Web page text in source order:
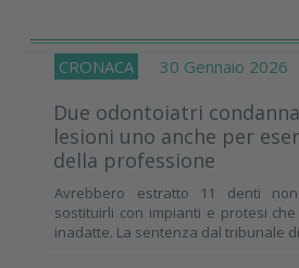
CRONACA 30 Gennaio 2026
Due odontoiatri
lesioni uno anche per
della professione
Avrebbero estratto 11 denti
sostituirli con impianti e protesi
inadatte. La sentenza dal tribunale